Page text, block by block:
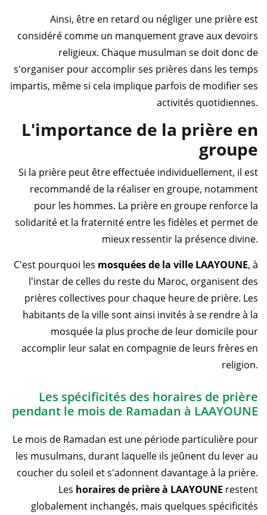
Ainsi, être en retard ou négliger une prière est
considéré comme un manquement grave aux devoirs
religieux. Chaque musulman se doit donc de
s'organiser pour accomplir ses prières dans les temps
impartis, même si cela implique parfois de modifier ses
activités quotidiennes.
L'importance de la prière en
groupe
Si la prière peut être effectuée individuellement, il est
recommandé de la réaliser en groupe, notamment
pour les hommes. La prière en groupe renforce la
solidarité et la fraternité entre les fidèles et permet de
mieux ressentir la présence divine.
C'est pourquoi les mosquées de la ville LAAYOUNE, à
l'instar de celles du reste du Maroc, organisent des
prières collectives pour chaque heure de prière. Les
habitants de la ville sont ainsi invités à se rendre à la
mosquée la plus proche de leur domicile pour
accomplir leur salat en compagnie de leurs frères en
religion.
Les spécificités des horaires de prière
pendant le mois de Ramadan à LAAYOUNE
Le mois de Ramadan est une période particulière pour
les musulmans, durant laquelle ils jeûnent du lever au
coucher du soleil et s'adonnent davantage à la prière.
Les horaires de prière à LAAYOUNE restent
globalement inchangés, mais quelques spécificités